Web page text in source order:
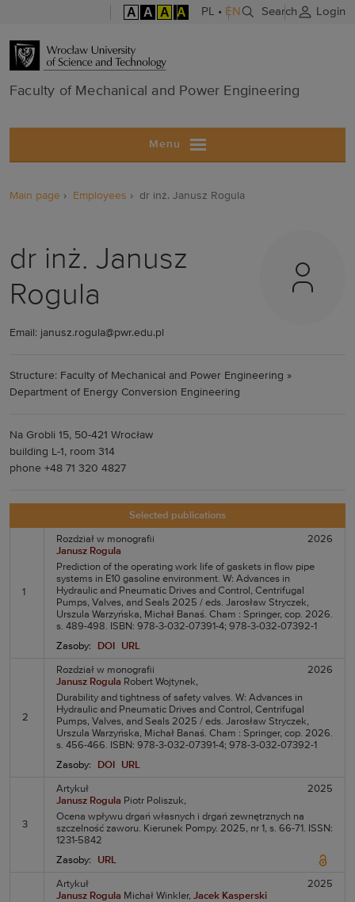
A A A A PL • EN Search Login
Faculty of
Faculty of Mechanical and Power Engineering
Menu
Main page Employees dr inż. Janusz Rogula
dr inż. Janusz
Rogula
Email: janusz.rogula@pwr.edu.pl
Structure: Faculty of Mechanical and Power Engineering »
Department of Energy Conversion Engineering
Na Grobli 15, 50-421 Wrocław
building L-1, room 314
phone +48 71 320 4827
Selected publications
1
Rozdział w monografii
2026
Janusz Rogula
Prediction of the operating work life of gaskets in flow pipe
systems in E10 gasoline environment. W: Advances in
Hydraulic and Pneumatic Drives and Control, Centrifugal
Pumps, Valves, and Seals 2025 / eds. Jarosław Stryczek,
Urszula Warzyńska, Michał Banaś. Cham : Springer, cop. 2026.
s. 489-498. ISBN: 978-3-032-07391-4; 978-3-032-07392-1
Zasoby:
DOI URL
2
Rozdział w monografii
2026
Janusz Rogula Robert Wojtynek,
Durability and tightness of safety valves. W: Advances in
Hydraulic and Pneumatic Drives and Control, Centrifugal
Pumps, Valves, and Seals 2025 / eds. Jarosław Stryczek,
Urszula Warzyńska, Michał Banaś. Cham : Springer, cop. 2026.
s. 456-466. ISBN: 978-3-032-07391-4; 978-3-032-07392-1
Zasoby:
DOI URL
3
Artykuł
2025
Janusz Rogula Piotr Poliszuk,
Ocena wpływu drgań własnych i drgań zewnętrznych na
szczelność zaworu. Kierunek Pompy. 2025, nr 1, s. 66-71. ISSN:
1231-5842
Zasoby:
URL
Artykuł
2025
Janusz Rogula Michał Winkler, Jacek Kasperski